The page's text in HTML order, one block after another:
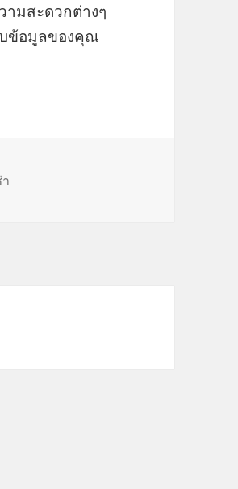
มสะดวกต่างๆ
บข้อมูลของคุณ